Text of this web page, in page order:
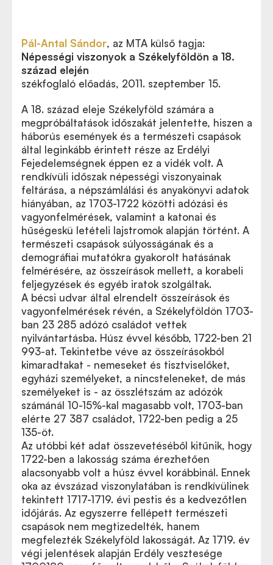
Pál-Antal Sándor, az MTA külső tagja:
Népességi viszonyok a Székelyföldön a 18.
század elején
székfoglaló előadás, 2011. szeptember 15.
A 18. század eleje Székelyföld számára a
megpróbáltatások időszakát jelentette, hiszen a
háborús események és a természeti csapások
által leginkább érintett része az Erdélyi
Fejedelemségnek éppen ez a vidék volt. A
rendkívüli időszak népességi viszonyainak
feltárása, a népszámlálási és anyakönyvi adatok
hiányában, az 1703-1722 közötti adózási és
vagyonfelmérések, valamint a katonai és
hűségeskü letételi lajstromok alapján történt. A
természeti csapások súlyosságának és a
demográfiai mutatókra gyakorolt hatásának
felmérésére, az összeírások mellett, a korabeli
feljegyzések és egyéb iratok szolgáltak.
A bécsi udvar által elrendelt összeírások és
vagyonfelmérések révén, a Székelyföldön 1703-
ban 23 285 adózó családot vettek
nyilvántartásba. Húsz évvel később, 1722-ben 21
993-at. Tekintetbe véve az összeírásokból
kimaradtakat - nemeseket és tisztviselőket,
egyházi személyeket, a nincsteleneket, de más
személyeket is - az összlétszám az adózók
számánál 10-15%-kal magasabb volt, 1703-ban
elérte 27 387 családot, 1722-ben pedig a 25
135-öt.
Az utóbbi két adat összevetéséből kitűnik, hogy
1722-ben a lakosság száma érezhetően
alacsonyabb volt a húsz évvel korábbinál. Ennek
oka az évszázad viszonylatában is rendkívülinek
tekintett 1717-1719. évi pestis és a kedvezőtlen
időjárás. Az egyszerre fellépett természeti
csapások nem megtizedelték, hanem
megfelezték Székelyföld lakosságát. Az 1719. év
végi jelentések alapján Erdély vesztesége